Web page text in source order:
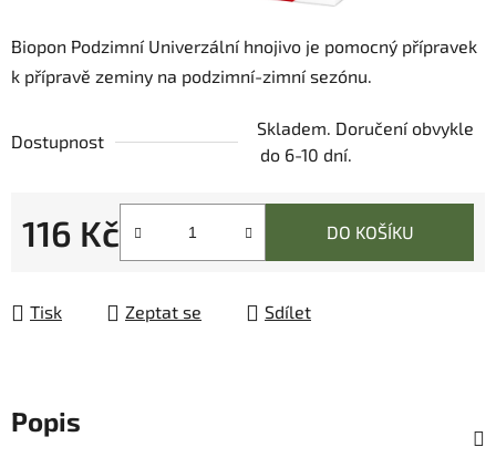
Biopon Podzimní Univerzální hnojivo je pomocný přípravek
k přípravě zeminy na podzimní-zimní sezónu.
Dostupnost
Skladem. Doručení obvykle
do 6-10 dní.
116 Kč
Měrná cena:
DO KOŠÍKU
Tisk Zeptat se Sdílet
Popis